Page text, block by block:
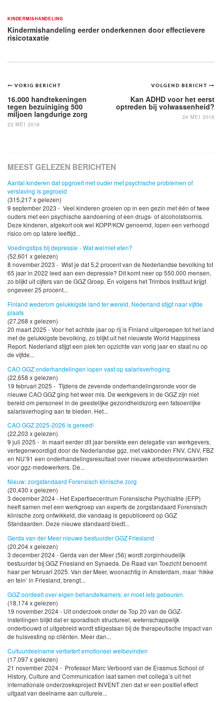
KINDERMISHANDELING
Kindermishandeling eerder onderkennen door effectievere
risicotaxatie
Bericht
navigatie
VOLGEND BERICHT
Kan ADHD voor het eerst
optreden bij volwassenheid?
24 MEI 2016
VORIG BERICHT
16.000 handtekeningen
tegen bezuiniging 500
miljoen langdurige zorg
23 MEI 2016
MEEST GELEZEN BERICHTEN
Aantal kinderen dat opgroeit met ouder met psychische problemen of
verslaving is gegroeid
(315,217 x gelezen)
9 september 2023 - Veel kinderen groeien op in een gezin met één of twee
ouders met een psychische aandoening of een drugs- of alcoholstoornis.
Deze kinderen, afgekort ook wel KOPP/KOV genoemd, lopen een verhoogd
risico om op latere leeftijd...
Voedingstips bij depressie - Wat wel/niet eten?
(52,601 x gelezen)
8 november 2023 - Wist je dat 5,2 procent van de Nederlandse bevolking tot
65 jaar in 2022 leed aan een depressie? Dit komt neer op 550.000 mensen,
zo blijkt uit cijfers van de GGZ Groep. En volgens het Trimbos Instituut krijgt
ongeveer 25 procent...
Finland wederom gelukkigste land ter wereld, Nederland stijgt naar vijfde
plaats
(27,268 x gelezen)
20 maart 2025 - Voor het achtste jaar op rij is Finland uitgeroepen tot het land
met de gelukkigste bevolking, zo blijkt uit het nieuwste World Happiness
Report. Nederland stijgt een plek ten opzichte van vorig jaar en staat nu op
de vijfde...
CAO GGZ onderhandelingen lopen vast op salarisverhoging
(22,658 x gelezen)
19 februari 2025 - Tijdens de zevende onderhandelingsronde voor de
nieuwe CAO GGZ ging het weer mis. De werkgevers in de GGZ zijn niet
bereid om personeel in de geestelijke gezondheidszorg een fatsoenlijke
salarisverhoging aan te bieden. Het...
CAO GGZ 2025-2026 is gereed!
(22,203 x gelezen)
9 juli 2025 - In maart eerder dit jaar bereikte een delegatie van werkgevers,
vertegenwoordigd door de Nederlandse ggz, met vakbonden FNV, CNV, FBZ
en NU’91 een onderhandelingsresultaat over nieuwe arbeidsvoorwaarden
voor ggz-medewerkers. De...
Nieuw: zorgstandaard Forensisch klinische zorg
(20,430 x gelezen)
3 december 2024 - Het Expertisecentrum Forensische Psychiatrie (EFP)
heeft samen met een werkgroep van experts de zorgstandaard Forensisch
klinische zorg ontwikkeld, die vandaag is gepubliceerd op GGZ
Standaarden. Deze nieuwe standaard biedt...
Gerda van der Meer nieuwe bestuurder GGZ Friesland
(20,204 x gelezen)
3 december 2024 - Gerda van der Meer (56) wordt zorginhoudelijk
bestuurder bij GGZ Friesland en Synaeda. De Raad van Toezicht benoemt
haar per februari 2025. Van der Meer, woonachtig in Amsterdam, maar ‘hikke
en tein’ in Friesland, brengt...
GGZ oordeelt over eigen behandelkamers: er moet iets gebeuren.
(18,174 x gelezen)
19 november 2024 - Uit onderzoek onder de Top 20 van de GGZ-
instellingen blijkt dat er sporadisch structureel, wetenschappelijk
onderbouwd of uitgebreid wordt stilgestaan bij de therapeutische impact van
de huisvesting op cliënten. Meer dan...
Cultuurdeelname verbetert emotioneel welbevinden
(17,097 x gelezen)
21 november 2024 - Professor Marc Verboord van de Erasmus School of
History, Culture and Communication laat samen met collega’s uit het
internationale onderzoeksproject INVENT zien dat er een positief effect
uitgaat van deelname aan culturele...